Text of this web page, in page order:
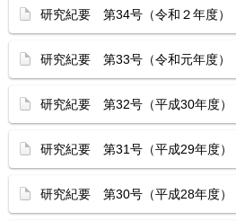
研究紀要 第34号（令和２年度）
研究紀要 第33号（令和元年度）
研究紀要 第32号（平成30年度）
研究紀要 第31号（平成29年度）
研究紀要 第30号（平成28年度）